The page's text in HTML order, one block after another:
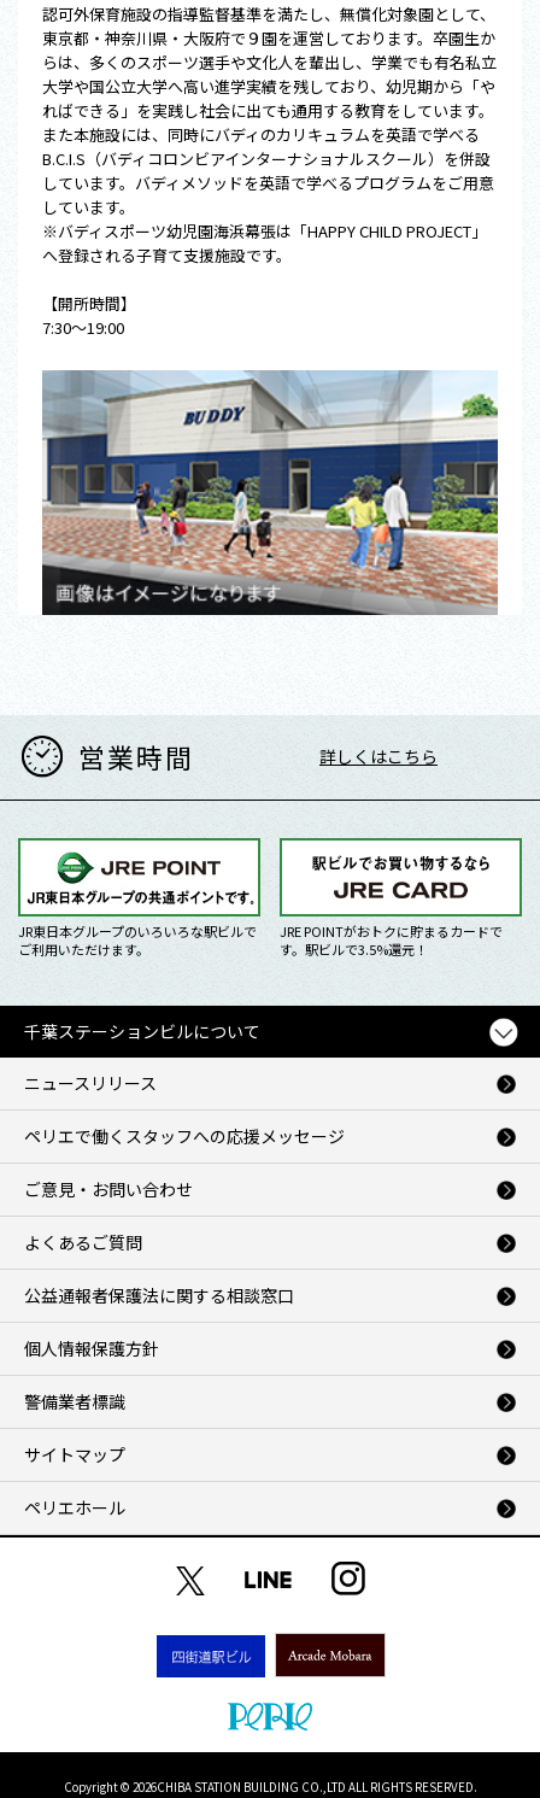
認可外保育施設の指導監督基準を満たし、無償化対象園として、
東京都・神奈川県・大阪府で９園を運営しております。卒園生か
らは、多くのスポーツ選手や文化人を輩出し、学業でも有名私立
大学や国公立大学へ高い進学実績を残しており、幼児期から「や
ればできる」を実践し社会に出ても通用する教育をしています。
また本施設には、同時にバディのカリキュラムを英語で学べる
B.C.I.S（バディコロンビアインターナショナルスクール）を併設
しています。バディメソッドを英語で学べるプログラムをご用意
しています。
※バディスポーツ幼児園海浜幕張は「HAPPY CHILD PROJECT」
へ登録される子育て支援施設です。
【開所時間】
7:30～19:00
営業時間 詳しくはこちら
JR東日本グループのいろいろな駅ビルで
ご利用いただけます。
JRE POINTがおトクに貯まるカードで
す。駅ビルで3.5%還元！
千葉ステーションビルについて
ニュースリリース
ペリエで働くスタッフへの応援メッセージ
ご意見・お問い合わせ
よくあるご質問
公益通報者保護法に関する相談窓口
個人情報保護方針
警備業者標識
サイトマップ
ペリエホール
Copyright © 2026CHIBA STATION BUILDING CO.,LTD ALL RIGHTS RESERVED.